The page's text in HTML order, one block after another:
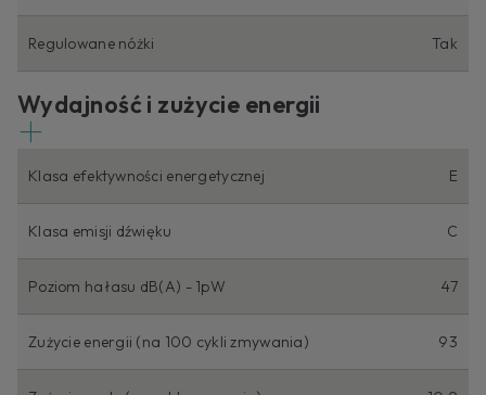
Regulowane nóżki Tak
Wydajność i zużycie energii
Klasa efektywności energetycznej E
Klasa emisji dźwięku C
Poziom hałasu dB(A) - 1pW 47
Zużycie energii (na 100 cykli zmywania) 93